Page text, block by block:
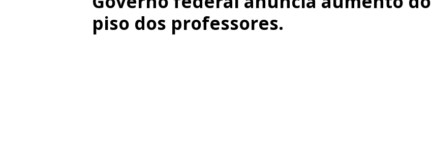
piso dos professores.